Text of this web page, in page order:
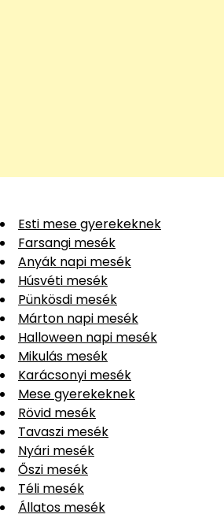
Esti mese gyerekeknek
Farsangi mesék
Anyák napi mesék
Húsvéti mesék
Pünkösdi mesék
Márton napi mesék
Halloween napi mesék
Mikulás mesék
Karácsonyi mesék
Mese gyerekeknek
Rövid mesék
Tavaszi mesék
Nyári mesék
Őszi mesék
Téli mesék
Állatos mesék